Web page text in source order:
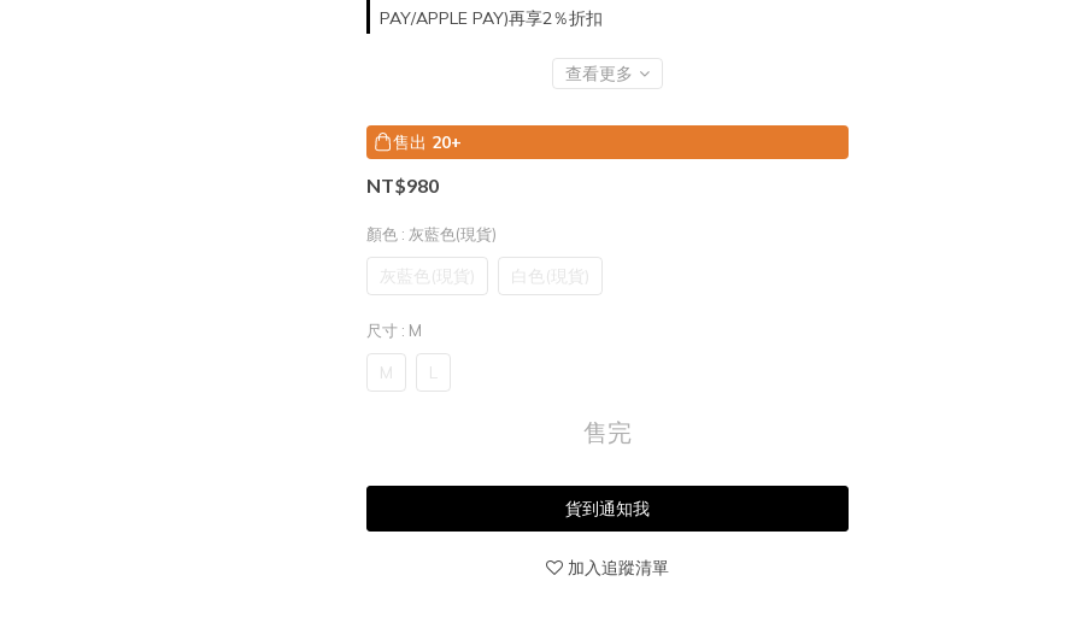
PAY/APPLE PAY)再享2％折扣
查看更多
售出 20+
NT$980
顏色 : 灰藍色(現貨)
灰藍色(現貨) 白色(現貨)
尺寸 : M
M L
售完
貨到通知我
加入追蹤清單